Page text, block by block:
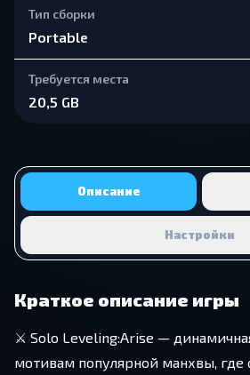
Тип сборки
Portable
Требуется места
20,5 GB
Описание
Настройки
Краткое описание игры
⚔️ Solo Leveling:Arise —
мотивам популярной манхвы,